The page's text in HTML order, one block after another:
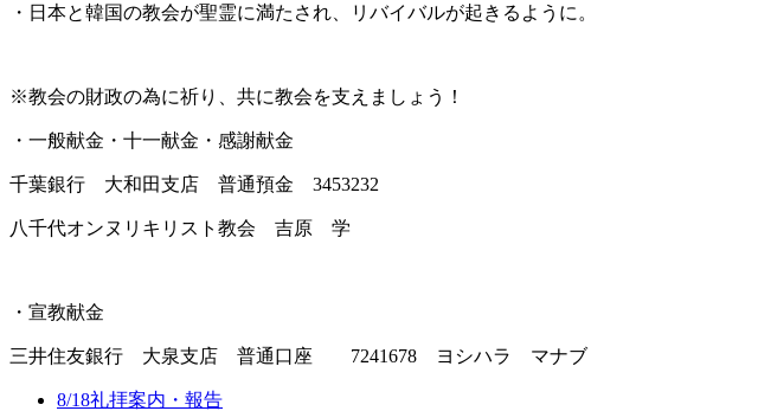
・日本と韓国の教会が聖霊に満たされ、リバイバルが起きるように。
※教会の財政の為に祈り、共に教会を支えましょう！
・一般献金・十一献金・感謝献金
千葉銀行 大和田支店 普通預金 3453232
八千代オンヌリキリスト教会 吉原 学
・宣教献金
三井住友銀行 大泉支店 普通口座 7241678 ヨシハラ マナブ
8/18礼拝案内・報告